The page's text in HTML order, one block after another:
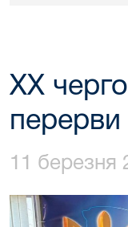
ХХ
перерви
11 березня